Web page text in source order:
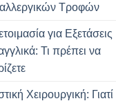
Τροφών
για Εξετάσεις
Τι πρέπει να
Χειρουργική: Γιατί